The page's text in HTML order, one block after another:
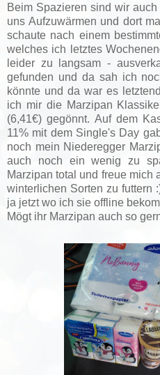
Beim Spazieren sind wir
uns Aufzuwärmen und dort
schaute nach einem
welches ich letztes
leider zu langsam -
gefunden und da sah ich
könnte und da war es
ich mir die Marzipan
(6,41€) gegönnt. Auf dem
11% mit dem Single's Day
noch mein Niederegger
auch noch ein wenig zu
Marzipan total und freue mich
winterlichen Sorten zu futtern
ja jetzt wo ich sie offline
Mögt ihr Marzipan auch so